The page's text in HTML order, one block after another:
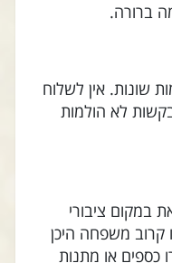
ברורה.
שונות. אין לשלוח
בקשות לא הולמות
במקום ציבורי
קרוב משפחה היכן
כספים או מתנות